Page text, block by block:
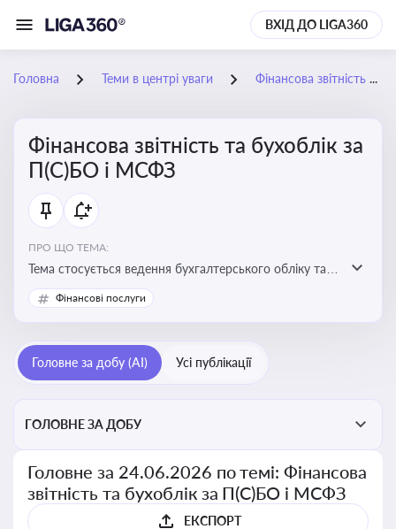
ВХІД ДО LIGA360
Головна Теми в центрі уваги Фінансова звітність та бухоблік за П(С)БО і МСФЗ
Фінансова звітність та бухоблік за
П(С)БО і МСФЗ
ПРО ЩО ТЕМА:
Тема стосується ведення бухгалтерського обліку та
складання фінансової звітності відповідно до
національних і міжнародних стандартів
Фінансові послуги
Головне за добу (AI) Усі публікації
ГОЛОВНЕ ЗА ДОБУ
Головне за 24.06.2026 по темі: Фінансова
звітність та бухоблік за П(С)БО і МСФЗ
ЕКСПОРТ